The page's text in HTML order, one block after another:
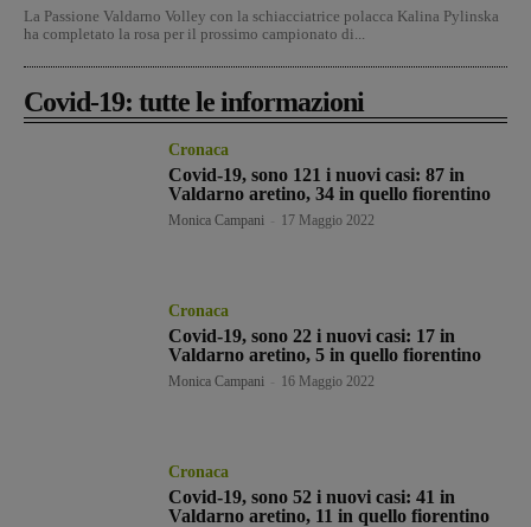
La Passione Valdarno Volley con la schiacciatrice polacca Kalina Pylinska
ha completato la rosa per il prossimo campionato di...
Covid-19: tutte le informazioni
Cronaca
Covid-19, sono 121 i nuovi casi: 87 in
Valdarno aretino, 34 in quello fiorentino
Monica Campani 17 Maggio 2022
Cronaca
Covid-19, sono 22 i nuovi casi: 17 in
Valdarno aretino, 5 in quello fiorentino
Monica Campani 16 Maggio 2022
Cronaca
Covid-19, sono 52 i nuovi casi: 41 in
Valdarno aretino, 11 in quello fiorentino